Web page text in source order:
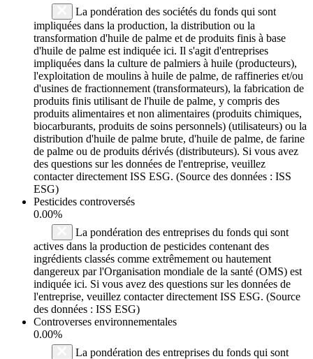
La pondération des sociétés du fonds qui sont
impliquées dans la production, la distribution ou la
transformation d'huile de palme et de produits finis à base
d'huile de palme est indiquée ici. Il s'agit d'entreprises
impliquées dans la culture de palmiers à huile (producteurs),
l'exploitation de moulins à huile de palme, de raffineries et/ou
d'usines de fractionnement (transformateurs), la fabrication de
produits finis utilisant de l'huile de palme, y compris des
produits alimentaires et non alimentaires (produits chimiques,
biocarburants, produits de soins personnels) (utilisateurs) ou la
distribution d'huile de palme brute, d'huile de palme, de farine
de palme ou de produits dérivés (distributeurs). Si vous avez
des questions sur les données de l'entreprise, veuillez
contacter directement ISS ESG. (Source des données : ISS
ESG)
Pesticides controversés
0.00%
La pondération des entreprises du fonds qui sont
actives dans la production de pesticides contenant des
ingrédients classés comme extrêmement ou hautement
dangereux par l'Organisation mondiale de la santé (OMS) est
indiquée ici. Si vous avez des questions sur les données de
l'entreprise, veuillez contacter directement ISS ESG. (Source
des données : ISS ESG)
Controverses environnementales
0.00%
La pondération des entreprises du fonds qui sont